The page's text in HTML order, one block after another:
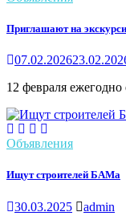
Приглашают на
07.02.2026
12 февраля
Объявления
Ищут строителей БАМа
30.03.2025
admin